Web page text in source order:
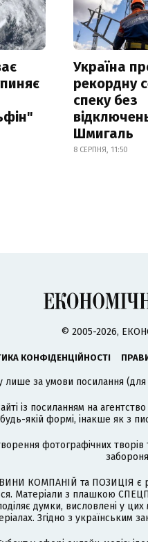
Україна
рекордну
спеку без
Шмигаль
8 СЕРПНЯ, 11:50
© 2005-2026,
КОНФІДЕНЦІЙНОСТІ
лише за умови посилання
із посиланням на агентство
якій формі, інакше як з
фотографічних
КОМПАНІЙ та ПОЗИЦІЯ є
Матеріали з плашкою
думки, висловлені у
Згідно з українським